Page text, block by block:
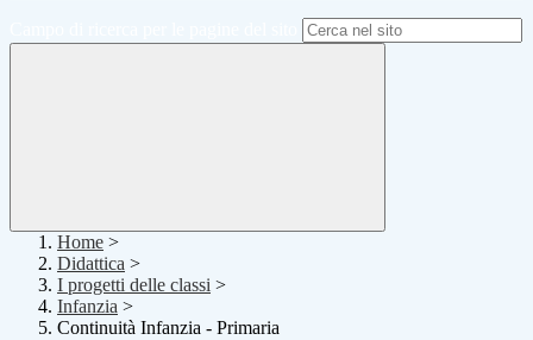
Home >
Didattica >
I progetti delle classi >
Infanzia >
Continuità Infanzia - Primaria